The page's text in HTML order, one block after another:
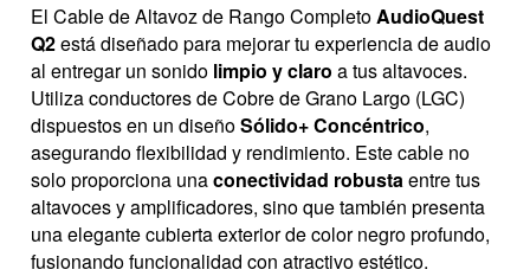
El Cable de Altavoz de Rango CompletoAudioQuest
Q2está diseñado para mejorar tu experiencia de audio
al entregar un sonido limpio y claro a tus altavoces.
Utiliza conductores de Cobre de Grano Largo (LGC)
dispuestos en un diseñoSólido+ Concéntrico,
asegurando flexibilidad y rendimiento. Este cable no
solo proporciona unaconectividad robustaentre tus
altavoces y amplificadores, sino que también presenta
una elegante cubierta exterior de color negro profundo,
fusionando funcionalidad con atractivo estético.